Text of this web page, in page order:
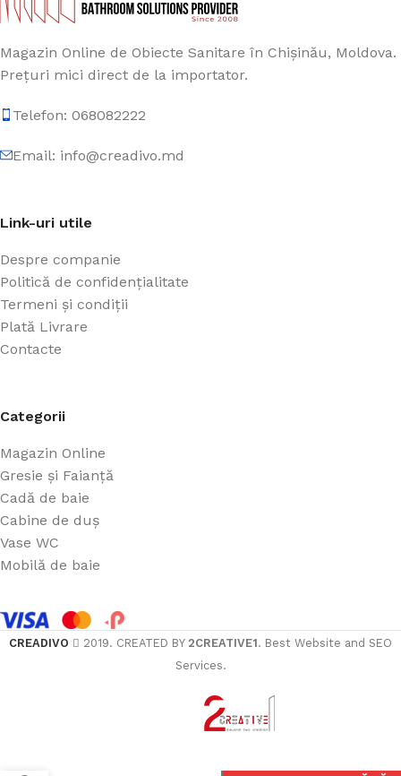
Magazin Online de Obiecte Sanitare în Chișinău, Moldova.
Prețuri mici direct de la importator.
Telefon: 068082222
Email: info@creadivo.md
Link-uri utile
Despre companie
Politică de confidențialitate
Termeni și condiții
Plată Livrare
Contacte
Categorii
Magazin Online
Gresie și Faianță
Cadă de baie
Cabine de duș
Vase WC
Mobilă de baie
CREADIVO 2019. CREATED BY 2CREATIVE1. Best Website and SEO
Services.